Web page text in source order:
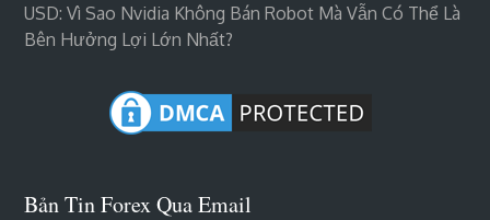
USD: Vì Sao Nvidia Không Bán Robot Mà Vẫn Có Thể Là
Bên Hưởng Lợi Lớn Nhất?
Bản Tin Forex Qua Email